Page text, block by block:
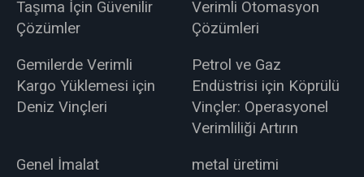
Taşıma İçin Güvenilir
Çözümler
Verimli Otomasyon
Çözümleri
Gemilerde Verimli
Kargo Yüklemesi için
Deniz Vinçleri
Petrol ve Gaz
Endüstrisi için Köprülü
Vinçler: Operasyonel
Verimliliği Artırın
Genel İmalat
metal üretimi